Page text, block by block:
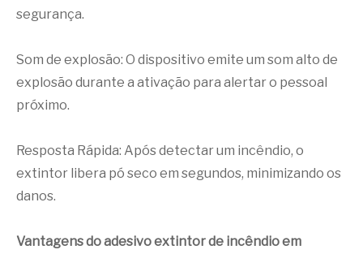
segurança.
Som de explosão: O dispositivo emite um som alto de
explosão durante a ativação para alertar o pessoal
próximo.
Resposta Rápida: Após detectar um incêndio, o
extintor libera pó seco em segundos, minimizando os
danos.
Vantagens do adesivo extintor de incêndio em